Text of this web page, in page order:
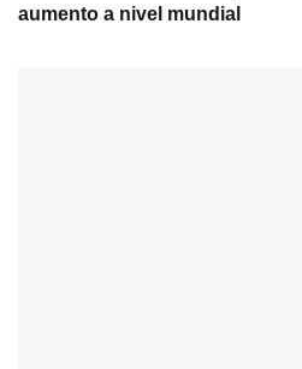
aumento a nivel mundial